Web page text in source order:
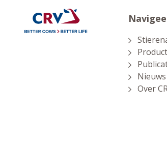
Nieuws
Over